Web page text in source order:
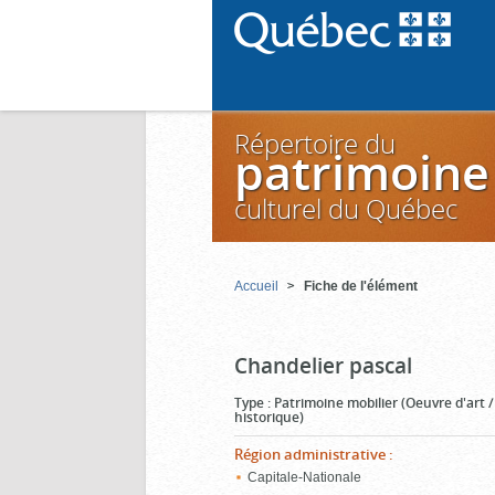
Répertoire du
patrimoine
culturel du Québec
Accueil Fiche de l'élément
Chandelier pascal
Type : Patrimoine mobilier (Oeuvre d'art
historique)
Région administrative :
Capitale-Nationale